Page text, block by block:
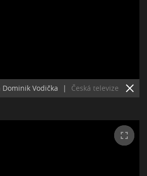
Dominik Vodička | Česká televize